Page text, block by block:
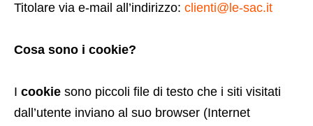
Titolare via e-mail all’indirizzo: clienti@le-sac.it
Cosa sono i cookie?
I cookie sono piccoli file di testo che i siti visitati
dall’utente inviano al suo browser (Internet